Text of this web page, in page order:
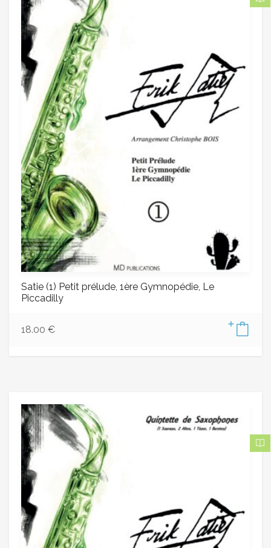
Satie (1) Petit prélude, 1ère Gymnopédie, Le
Piccadilly
18.00 €